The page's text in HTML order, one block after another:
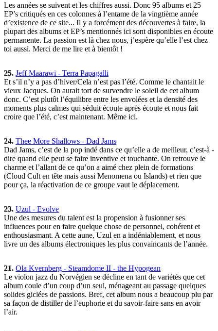
Les années se suivent et les chiffres aussi. Donc 95 albums et 25
EP’s critiqués en ces colonnes à l’entame de la vingtième année
d’existence de ce site... Il y a forcément des découvertes à faire, la
plupart des albums et EP’s mentionnés ici sont disponibles en écoute
permanente. La passion est là chez nous, j’espère qu’elle l’est chez
toi aussi. Merci de me lire et à bientôt !
25. Jeff Maarawi - Terra Papagalli
Et s’il n’y a pas d’hiver/Cela n’est pas l’été. Comme le chantait le
vieux Jacques. On aurait tort de survendre le soleil de cet album
donc. C’est plutôt l’équilibre entre les envolées et la densité des
moments plus calmes qui séduit écoute après écoute et nous fait
croire que l’été, c’est maintenant. Même ici.
24. Thee More Shallows - Dad Jams
Dad Jams, c’est de la pop indé dans ce qu’elle a de meilleur, c’est-à -
dire quand elle peut se faire inventive et touchante. On retrouve le
charme et l’allant de ce qu’on a aimé chez plein de formations
(Cloud Cult en tête mais aussi Menomena ou Islands) et rien que
pour ça, la réactivation de ce groupe vaut le déplacement.
23. Uzul - Evolve
Une des mesures du talent est la propension à fusionner ses
influences pour en faire quelque chose de personnel, cohérent et
enthousiasmant. A cette aune, Uzul en a indéniablement, et nous
livre un des albums électroniques les plus convaincants de l’année.
21. Ola Kvernberg - Steamdome II - the Hypogean
Le violon jazz du Norvégien se décline en tant de variétés que cet
album coule d’un coup d’un seul, ménageant au passage quelques
solides giclées de passions. Bref, cet album nous a beaucoup plu par
sa façon de distiller de l’euphorie et du savoir-faire sans en avoir
l’air.